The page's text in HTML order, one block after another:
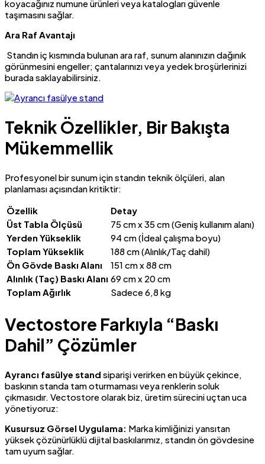
koyacağınız numune ürünleri veya katalogları güvenle
taşımasını sağlar.
Ara Raf Avantajı
Standın iç kısmında bulunan ara raf, sunum alanınızın dağınık
görünmesini engeller; çantalarınızı veya yedek broşürlerinizi
burada saklayabilirsiniz.
Teknik Özellikler, Bir Bakışta
Mükemmellik
Profesyonel bir sunum için standın teknik ölçüleri, alan
planlaması açısından kritiktir:
Özellik
Detay
Üst Tabla Ölçüsü
75 cm x 35 cm (Geniş kullanım alanı)
Yerden Yükseklik
94 cm (İdeal çalışma boyu)
Toplam Yükseklik
188 cm (Alınlık/Taç dahil)
Ön Gövde Baskı Alanı
151 cm x 88 cm
Alınlık (Taç) Baskı Alanı 69 cm x 20 cm
Toplam Ağırlık
Sadece 6,8 kg
Vectostore Farkıyla “Baskı
Dahil” Çözümler
Ayrancı fasülye stand siparişi verirken en büyük çekince,
baskının standa tam oturmaması veya renklerin soluk
çıkmasıdır. Vectostore olarak biz, üretim sürecini uçtan uca
yönetiyoruz:
Kusursuz Görsel Uygulama: Marka kimliğinizi yansıtan
yüksek çözünürlüklü dijital baskılarımız, standın ön gövdesine
tam uyum sağlar.